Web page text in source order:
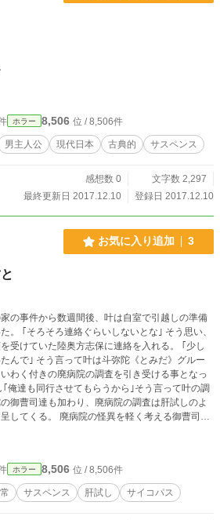
ホラー 8,506 位 / 8,506件
男主人公 現代日本 古典的 サスペンス
感想数 0
文字数 2,297
最終更新日 2017.12.10
登録日 2017.12.10
お気に入り追加 3
の事件から数週間後、叶は自室で引越しの準備
。 ｢そろそろ連絡ぐらいしないとな｣ そう思い、
受けていた陸奥方志保に連絡を入れる。 ｢少し
んで｣ そう言って叶は斗弥陀《とみだ》グルー
わく付きの廃病院の調査を引き受ける事となっ
御曹司達も加わり、廃病院の調査は肝試しのよ
院の怪異を軽く考える御曹司達
叶だったが、廃病院の怪異は容赦なくその牙を
れなくなり廃病院のある京都へと向かった。 そ
奥方志穂と出会い、共に叶の捜索に向かう事と
夏の日の出会いと別れ』より
ホラー 8,506 位 / 8,506件
サスペンス 肝試し サイコパス